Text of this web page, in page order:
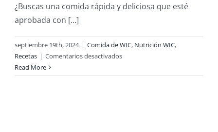
¿Buscas una comida rápida y deliciosa que esté
aprobada con [...]
septiembre 19th, 2024 | Comida de WIC, Nutrición WIC,
Recetas | Comentarios desactivadosen
de
Read More